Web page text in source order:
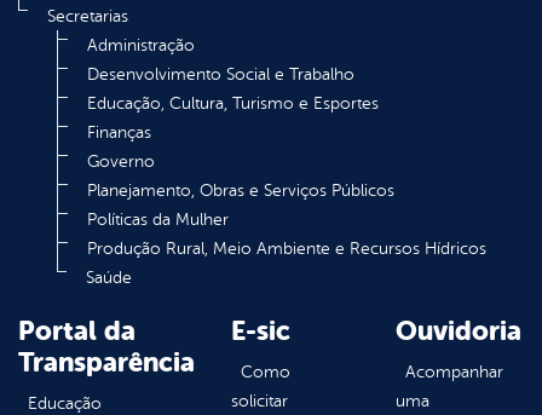
Secretarias
Administração
Desenvolvimento Social e Trabalho
Educação, Cultura, Turismo e Esportes
Finanças
Governo
Planejamento, Obras e Serviços Públicos
Políticas da Mulher
Produção Rural, Meio Ambiente e Recursos Hídricos
Saúde
Portal da
Transparência
Educação
E-sic
Como
solicitar
Ouvidoria
Acompanhar
uma